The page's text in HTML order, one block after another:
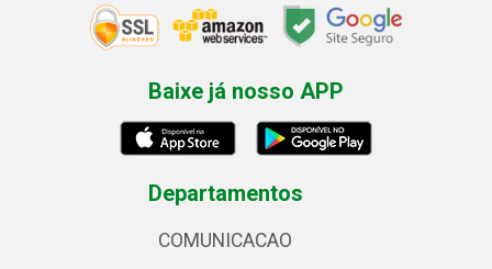
Baixe já nosso APP
Departamentos
COMUNICACAO